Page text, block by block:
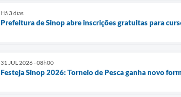
Há 3 dias
Prefeitura de Sinop abre inscrições gratuitas para
31 JUL 2026 - 08h00
Festeja Sinop 2026: Torneio de Pesca ganha novo